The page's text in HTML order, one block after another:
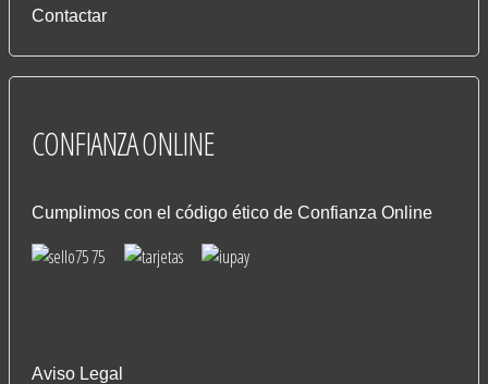
Contactar
CONFIANZAONLINE
Cumplimos con el código ético de Confianza Online
Aviso Legal